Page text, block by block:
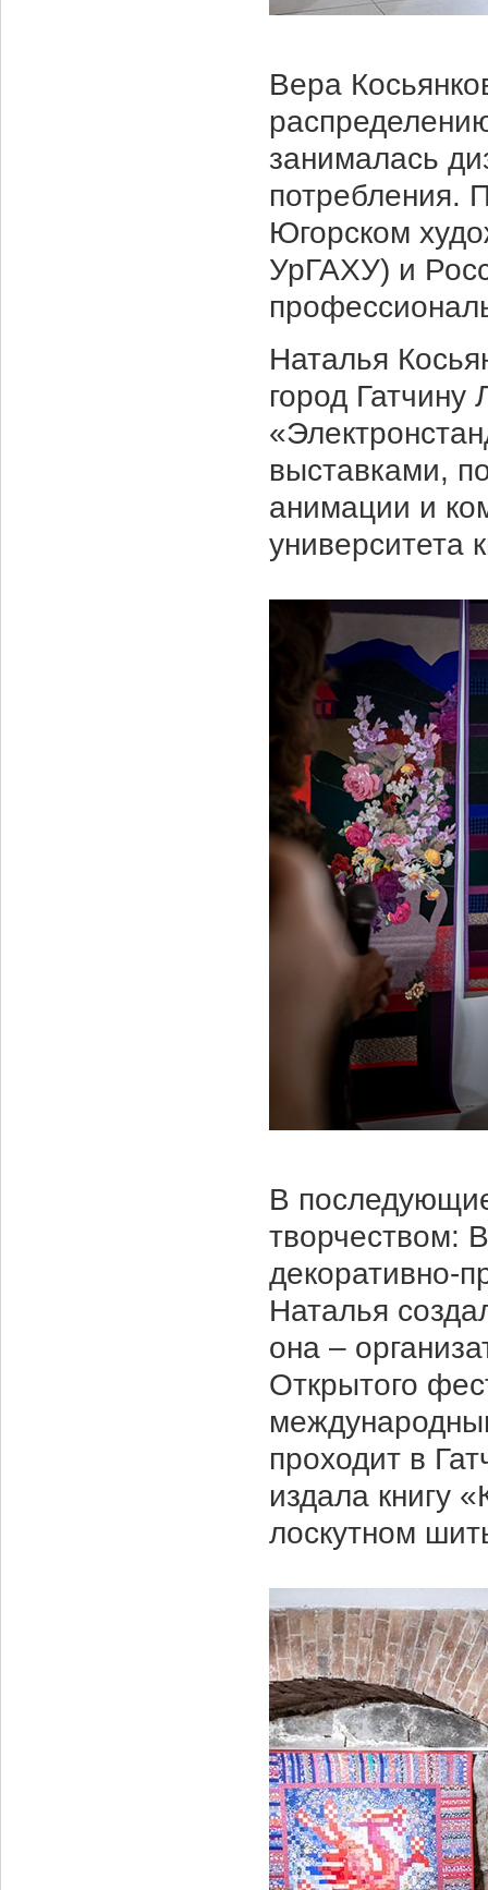
Вера
занималась
потребления.
Югорском
УрГАХУ) и
Наталья
город
выставками,
анимации и
университета
В
творчеством:
декоративно-
Наталья
она –
Открытого
проходит в
издала книгу
лоскутном